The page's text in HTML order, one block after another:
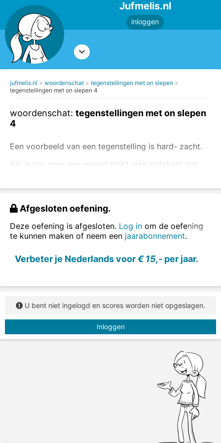
Jufmelis.nl
inloggen
jufmelis.nl woordenschat
tegenstellingen met on slepen
tegenstellingen met on slepen 4
woordenschat: tegenstellingen met on slepen
4
Een voorbeeld van een tegenstelling is hard- zacht.
Als je on- voor een woord plakt, dan betekent dat
Voorbeeld: onhandig - niet handig
Sleep de tegenstellingen naar de juiste plek.
Afgesloten oefening.
Deze oefening is afgesloten. Log in om de oefening
te kunnen maken of neem een jaarabonnement.
Verbeter je Nederlands voor€ 15,- per jaar.
U bent niet ingelogd en scores worden niet opgeslagen.
Inloggen